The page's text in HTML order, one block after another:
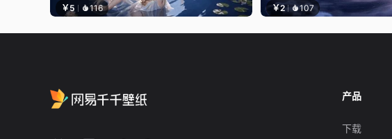
￥5 116 ￥2 107
产品
下载